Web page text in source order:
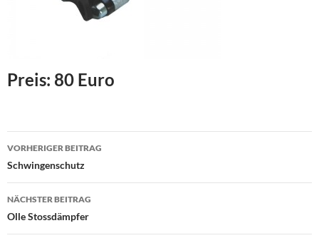
Preis: 80 Euro
Beitragsnavigation
VORHERIGER BEITRAG
Schwingenschutz
NÄCHSTER BEITRAG
Olle Stossdämpfer